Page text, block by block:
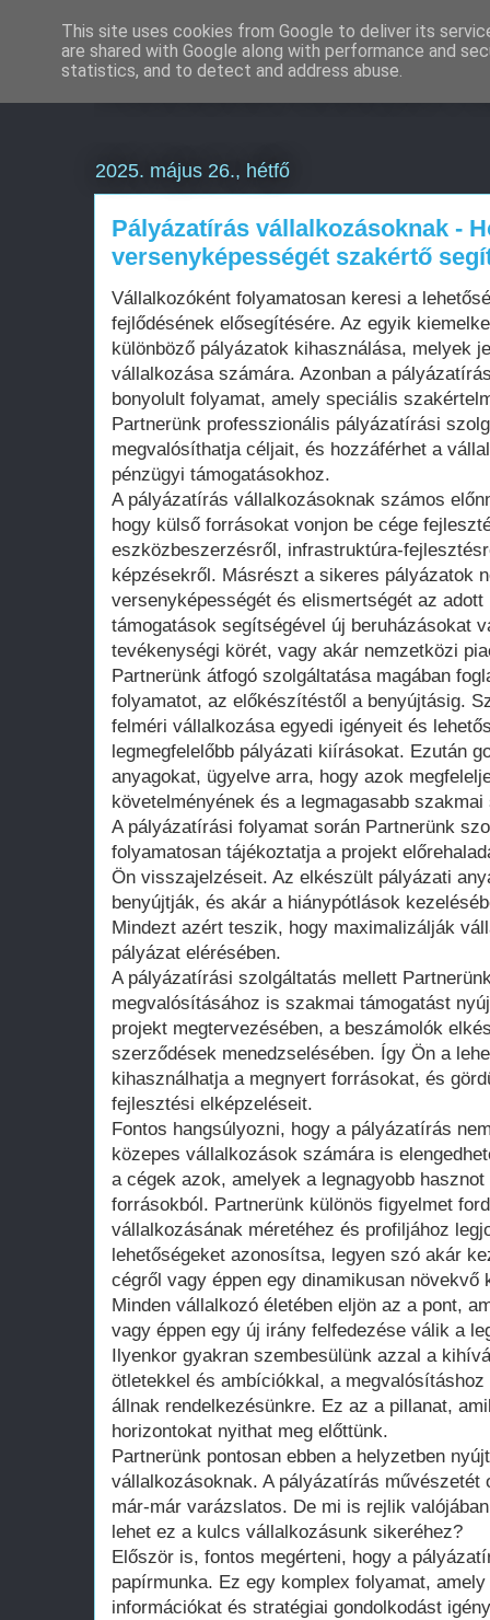
Weboldal készítés
2025. május 26., hétfő
Pályázatírás vállalkozásoknak -
versenyképességét szakértő
Vállalkozóként folyamatosan keresi a
fejlődésének elősegítésére. Az egyik
különböző pályázatok kihasználása, melyek
vállalkozása számára. Azonban a
bonyolult folyamat, amely speciális
Partnerünk professzionális pályázatírási
megvalósíthatja céljait, és hozzáférhet a
pénzügyi támogatásokhoz.
A pályázatírás vállalkozásoknak számos
hogy külső forrásokat vonjon be cége
eszközbeszerzésről, infrastruktúra-
képzésekről. Másrészt a sikeres pályázatok
versenyképességét és elismertségét az adott
támogatások segítségével új beruházásokat
tevékenységi körét, vagy akár nemzetközi
Partnerünk átfogó szolgáltatása magában
folyamatot, az előkészítéstől a benyújtásig.
felméri vállalkozása egyedi igényeit és
legmegfelelőbb pályázati kiírásokat. Ezután
anyagokat, ügyelve arra, hogy azok
követelményének és a legmagasabb
A pályázatírási folyamat során Partnerünk
folyamatosan tájékoztatja a projekt
Ön visszajelzéseit. Az elkészült pályázati
benyújtják, és akár a hiánypótlások
Mindezt azért teszik, hogy maximalizálják
pályázat elérésében.
A pályázatírási szolgáltatás mellett
megvalósításához is szakmai támogatást
projekt megtervezésében, a beszámolók
szerződések menedzselésében. Így Ön a
kihasználhatja a megnyert forrásokat, és
fejlesztési elképzeléseit.
Fontos hangsúlyozni, hogy a pályázatírás
közepes vállalkozások számára is
a cégek azok, amelyek a legnagyobb
forrásokból. Partnerünk különös figyelmet
vállalkozásának méretéhez és profiljához
lehetőségeket azonosítsa, legyen szó akár
cégről vagy éppen egy dinamikusan növekvő
Minden vállalkozó életében eljön az a pont,
vagy éppen egy új irány felfedezése válik a
Ilyenkor gyakran szembesülünk azzal a
ötletekkel és ambíciókkal, a
állnak rendelkezésünkre. Ez az a pillanat,
horizontokat nyithat meg előttünk.
Partnerünk pontosan ebben a helyzetben
vállalkozásoknak. A pályázatírás művészetét
már-már varázslatos. De mi is rejlik
lehet ez a kulcs vállalkozásunk sikeréhez?
Először is, fontos megérteni, hogy a
papírmunka. Ez egy komplex folyamat,
információkat és stratégiai gondolkodást
This site uses cookies from Google to deliver its
are shared with Google along with performance and
statistics, and to detect and address abuse.